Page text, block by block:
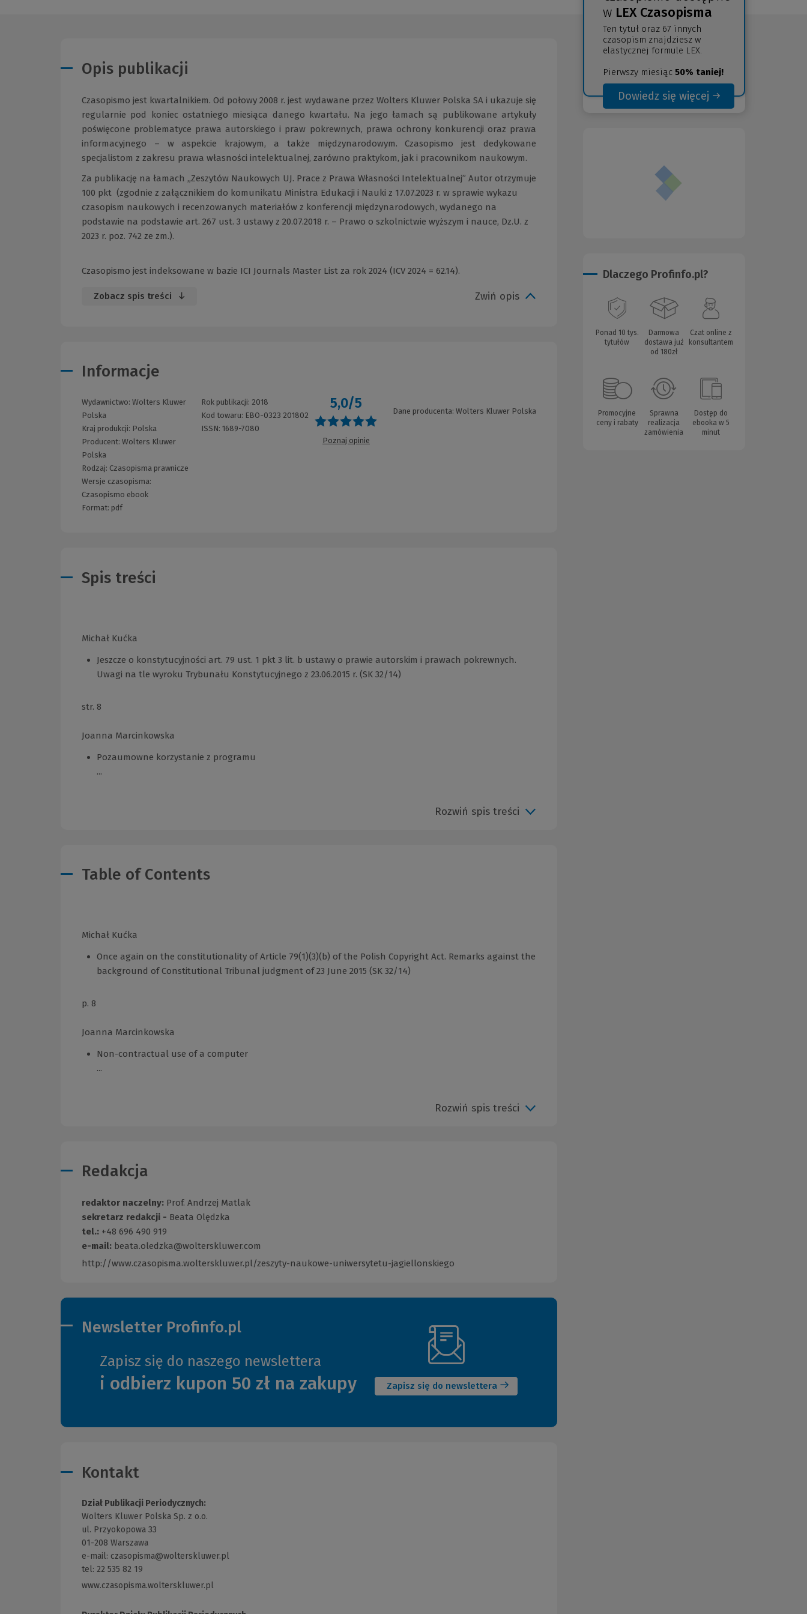
Opis publikacji
Czasopismo jest kwartalnikiem. Od połowy 2008 r. jest wydawane przez Wolters Kluwer Polska SA i ukazuje się
regularnie pod koniec ostatniego miesiąca danego kwartału. Na jego łamach są publikowane artykuły
poświęcone problematyce prawa autorskiego i praw pokrewnych, prawa ochrony konkurencji oraz prawa
informacyjnego – w aspekcie krajowym, a także międzynarodowym. Czasopismo jest dedykowane
specjalistom z zakresu prawa własności intelektualnej, zarówno praktykom, jak i pracownikom naukowym.
Za publikację na łamach „Zeszytów Naukowych UJ. Prace z Prawa Własności Intelektualnej” Autor otrzymuje
100 pkt (zgodnie z załącznikiem do komunikatu Ministra Edukacji i Nauki z 17.07.2023 r. w sprawie wykazu
czasopism naukowych i recenzowanych materiałów z konferencji międzynarodowych, wydanego na
podstawie na podstawie art. 267 ust. 3 ustawy z 20.07.2018 r. – Prawo o szkolnictwie wyższym i nauce, Dz.U. z
2023 r. poz. 742 ze zm.).
Czasopismo jest indeksowane w bazie ICI Journals Master List za rok 2024 (ICV 2024 = 62.14).
Zobacz spis treści Zwiń opis
Informacje
Wydawnictwo: Wolters Kluwer
Polska
Kraj produkcji: Polska
Producent: Wolters Kluwer
Polska
Rodzaj: Czasopisma prawnicze
Wersje czasopisma:
Czasopismo ebook
Format: pdf
Rok publikacji: 2018
Kod towaru: EBO-0323 201802
ISSN:1689-7080
5,0/5
Poznaj opinie
Dane producenta: Wolters Kluwer Polska
Spis treści
Michał Kućka
Jeszcze o konstytucyjności art. 79 ust. 1 pkt 3 lit. b ustawy o prawie autorskim i prawach pokrewnych.
Uwagi na tle wyroku Trybunału Konstytucyjnego z 23.06.2015 r. (SK 32/14)
str. 8
Joanna Marcinkowska
Pozaumowne korzystanie z programu
...
Rozwiń spis treści
Table of Contents
Michał Kućka
Once again on the constitutionality of Article 79(1)(3)(b) of the Polish Copyright Act. Remarks against the
background of Constitutional Tribunal judgment of 23 June 2015 (SK 32/14)
p. 8
Joanna Marcinkowska
Non-contractual use of a computer
...
Rozwiń spis treści
Redakcja
redaktor naczelny: Prof. Andrzej Matlak
sekretarz redakcji - Beata Olędzka
tel.: +48 696 490 919
e-mail: beata.oledzka@wolterskluwer.com
http://www.czasopisma.wolterskluwer.pl/zeszyty-naukowe-uniwersytetu-jagiellonskiego
Newsletter Profinfo.pl
Zapisz się do naszego newslettera
i odbierz kupon 50 zł na zakupy Zapisz się do newslettera
okno)
Kontakt
Dział Publikacji Periodycznych:
Wolters Kluwer Polska Sp. z o.o.
ul. Przyokopowa 33
01-208 Warszawa
e-mail: czasopisma@wolterskluwer.pl
tel: 22 535 82 19
www.czasopisma.wolterskluwer.pl
innej
w LEX Czasopisma
Ten tytuł oraz 67 innych
czasopism znajdziesz w
elastycznej formule LEX.
Pierwszy miesiąc 50% taniej!
Dowiedz się więcej
(Nowe
(Link
Dlaczego Profinfo.pl?
Ponad 10 tys.
tytułów
Darmowa
dostawa już
od 180zł
Czat online z
konsultantem
Promocyjne
ceny i rabaty
Sprawna
realizacja
zamówienia
Dostęp do
ebooka w 5
minut